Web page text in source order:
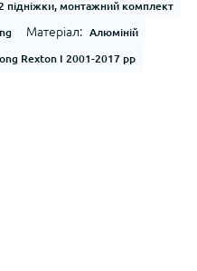
підніжки, монтажний комплект
Матеріал: Алюміній
Rexton I 2001-2017 рр